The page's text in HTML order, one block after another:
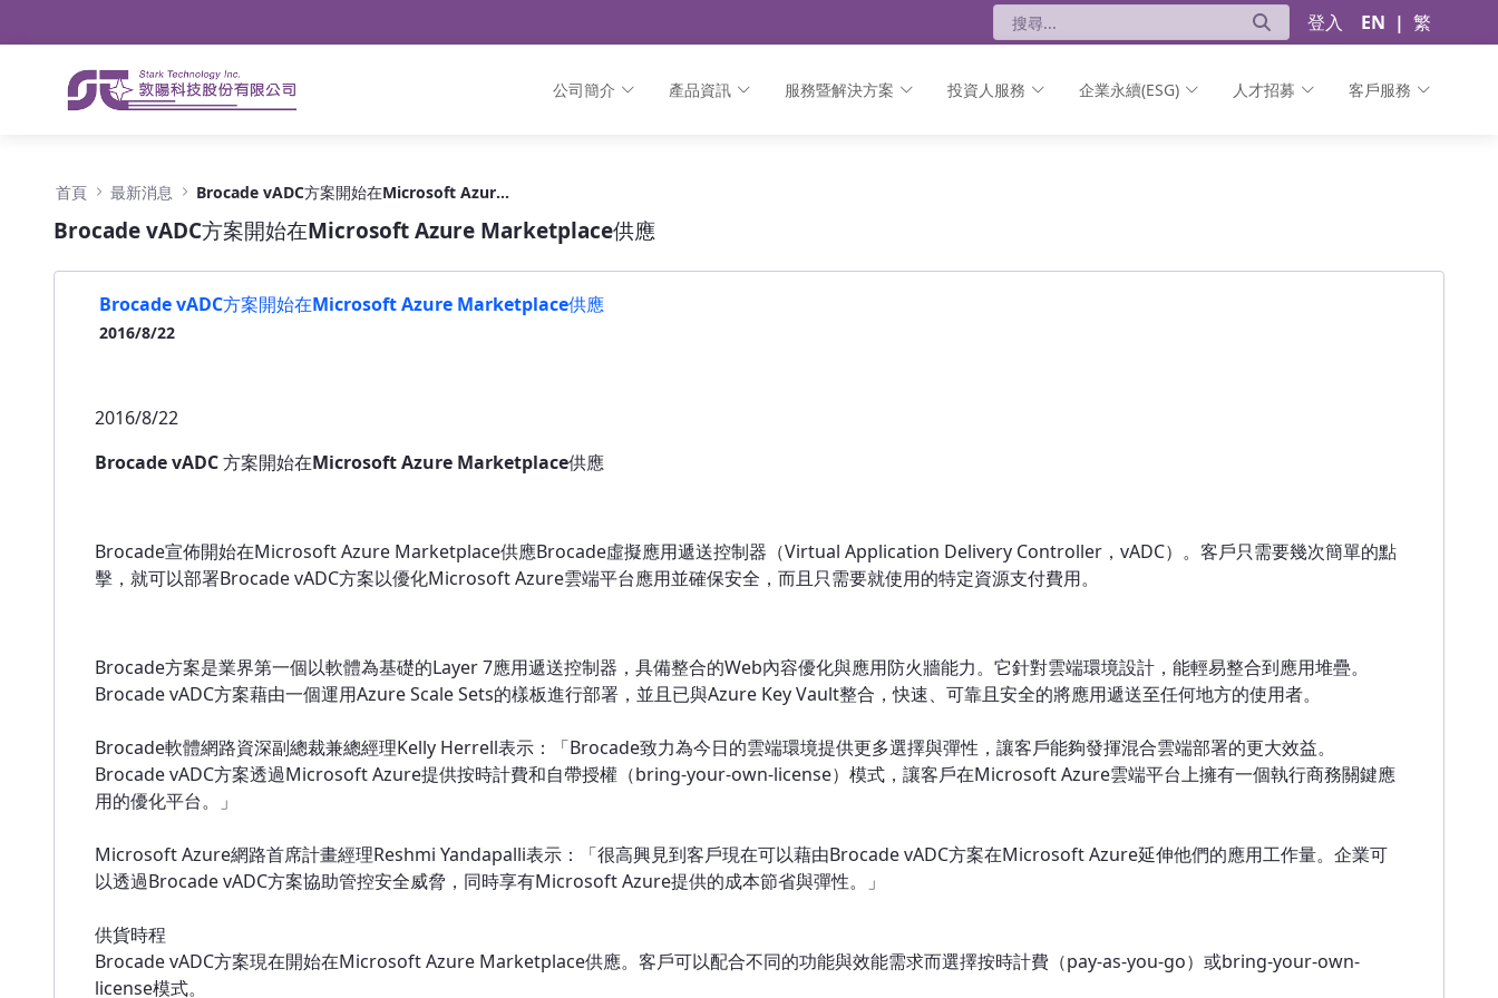
登入 EN | 繁
公司簡介 產品資訊 服務暨解決方案 投資人服務 企業永續(ESG) 人才招募 客戶服務
首頁 最新消息 Brocade vADC方案開始在Microsoft Azure Marketplace供應
Brocade vADC方案開始在Microsoft Azure Marketplace供應
Brocade vADC方案開始在Microsoft Azure Marketplace供應
2016/8/22
2016/8/22
Brocade vADC方案開始在Microsoft Azure Marketplace供應
Brocade宣佈開始在Microsoft Azure Marketplace供應Brocade虛擬應用遞送控制器（Virtual Application Delivery Controller，vADC）。客戶只需要幾次簡單的點
擊，就可以部署Brocade vADC方案以優化Microsoft Azure雲端平台應用並確保安全，而且只需要就使用的特定資源支付費用。
Brocade方案是業界第一個以軟體為基礎的Layer 7應用遞送控制器，具備整合的Web內容優化與應用防火牆能力。它針對雲端環境設計，能輕易整合到應用堆疊。
Brocade vADC方案藉由一個運用Azure Scale Sets的樣板進行部署，並且已與Azure Key Vault整合，快速、可靠且安全的將應用遞送至任何地方的使用者。
Brocade軟體網路資深副總裁兼總經理Kelly Herrell表示：「Brocade致力為今日的雲端環境提供更多選擇與彈性，讓客戶能夠發揮混合雲端部署的更大效益。
Brocade vADC方案透過Microsoft Azure提供按時計費和自帶授權（bring-your-own-license）模式，讓客戶在Microsoft Azure雲端平台上擁有一個執行商務關鍵應
用的優化平台。」
Microsoft Azure網路首席計畫經理Reshmi Yandapalli表示：「很高興見到客戶現在可以藉由Brocade vADC方案在Microsoft Azure延伸他們的應用工作量。企業可
以透過Brocade vADC方案協助管控安全威脅，同時享有Microsoft Azure提供的成本節省與彈性。」
供貨時程
Brocade vADC方案現在開始在Microsoft Azure Marketplace供應。客戶可以配合不同的功能與效能需求而選擇按時計費（pay-as-you-go）或bring-your-own-
license模式。